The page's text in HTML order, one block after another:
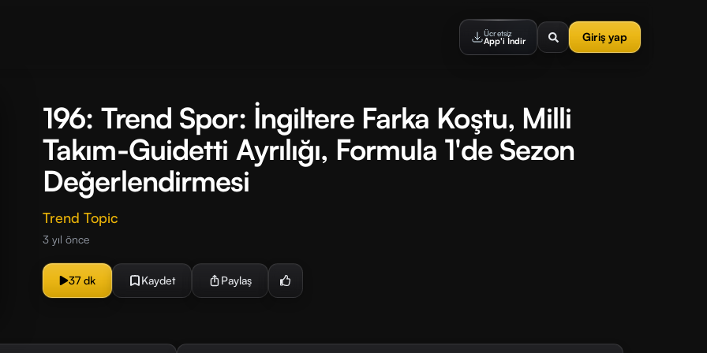
Ücretsiz
App'i İndir Giriş yap
196: Trend Spor: İngiltere Farka Koştu, Milli
Takım-Guidetti Ayrılığı, Formula 1'de Sezon
Değerlendirmesi
Trend Topic
3 yıl önce
37 dk Kaydet Paylaş